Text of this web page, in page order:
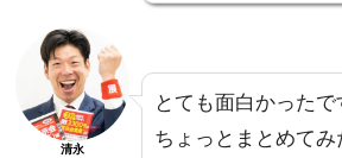
清永
とても面白かったで
ちょっとまとめてみ